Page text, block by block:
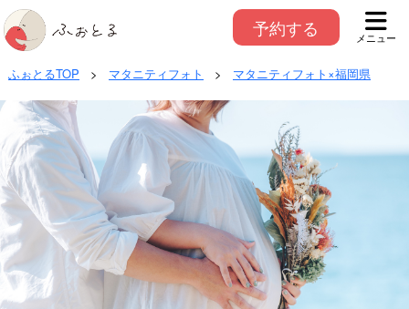
予約する メニュー
ふぉとるTOP > マタニティフォト > マタニティフォト×福岡県